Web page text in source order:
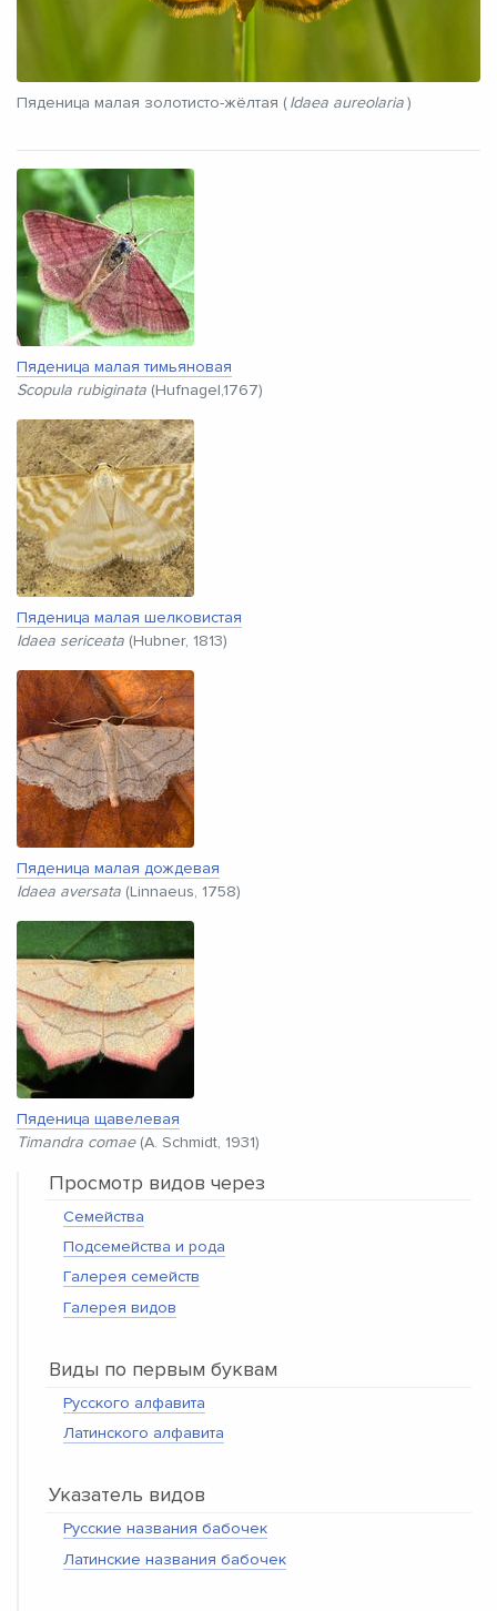
Пяденица малая золотисто-жёлтая (Idaea aureolaria )
Пяденица малая тимьяновая
Scopula rubiginata (Hufnagel,1767)
Пяденица малая шелковистая
Idaea sericeata (Hubner, 1813)
Пяденица малая дождевая
Idaea aversata (Linnaeus, 1758)
Пяденица щавелевая
Timandra comae(A. Schmidt, 1931)
Просмотр видов через
Семейства
Подсемейства и рода
Галерея семейств
Галерея видов
Виды по первым буквам
Русского алфавита
Латинского алфавита
Указатель видов
Русские названия бабочек
Латинские названия бабочек